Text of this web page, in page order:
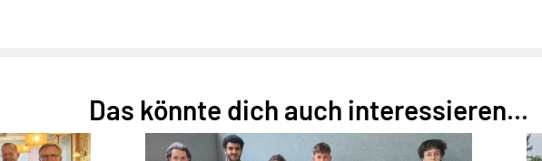
Das könnte dich auch interessieren...